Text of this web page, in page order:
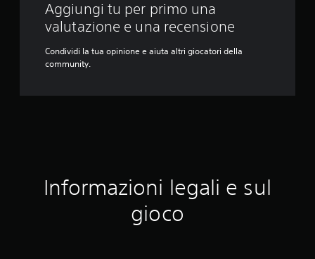
Aggiungi tu per primo una
valutazione e una recensione
Condividi la tua opinione e aiuta altri giocatori della
community.
Informazioni legali e sul
gioco